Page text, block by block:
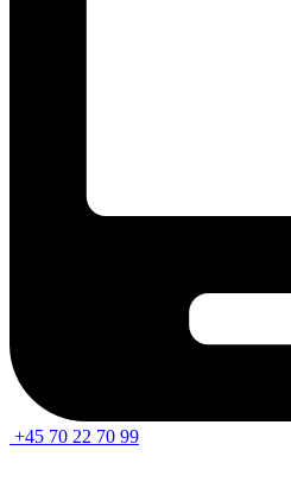
+45 70 22 70 99